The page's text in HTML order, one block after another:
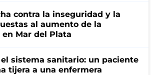
contra la inseguridad y la
al aumento de la
Mar del Plata
sistema sanitario: un paciente
tijera a una enfermera